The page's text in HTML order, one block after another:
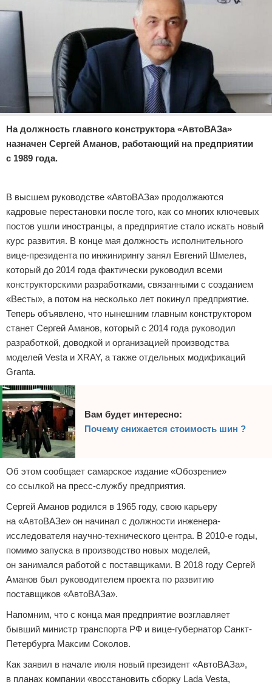
Экономика
Разное
Отказ от ответственности
На должность главного конструктора «АвтоВАЗа»
назначен Сергей Аманов, работающий на предприятии
с 1989 года.
В высшем руководстве «АвтоВАЗа» продолжаются
кадровые перестановки после того, как со многих ключевых
постов ушли иностранцы, а предприятие стало искать новый
курс развития. В конце мая должность исполнительного
вице-президента по инжинирингу занял Евгений Шмелев,
который до 2014 года фактически руководил всеми
конструкторскими разработками, связанными с созданием
«Весты», а потом на несколько лет покинул предприятие.
Теперь объявлено, что нынешним главным конструктором
станет Сергей Аманов, который с 2014 года руководил
разработкой, доводкой и организацией производства
моделей Vesta и XRAY, а также отдельных модификаций
Granta.
Вам будет интересно:
Почему снижается стоимость шин ?
Об этом сообщает самарское издание «Обозрение»
со ссылкой на пресс-службу предприятия.
Сергей Аманов родился в 1965 году, свою карьеру
на «АвтоВАЗе» он начинал с должности инженера-
исследователя научно-технического центра. В 2010-е годы,
помимо запуска в производство новых моделей,
он занимался работой с поставщиками. В 2018 году Сергей
Аманов был руководителем проекта по развитию
поставщиков «АвтоВАЗа».
Напомним, что с конца мая предприятие возглавляет
бывший министр транспорта РФ и вице-губернатор Санкт-
Петербурга Максим Соколов.
Как заявил в начале июля новый президент «АвтоВАЗа»,
в планах компании «восстановить сборку Lada Vesta,